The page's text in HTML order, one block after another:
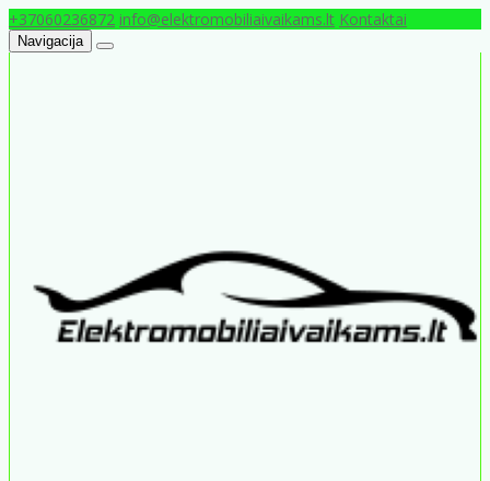
+37060236872 info@elektromobiliaivaikams.lt Kontaktai
Navigacija